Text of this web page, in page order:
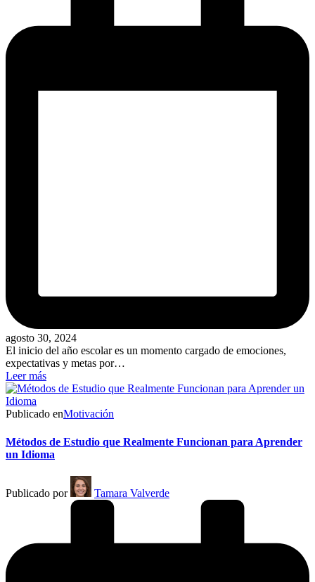
agosto 30, 2024
El inicio del año escolar es un momento cargado de emociones,
expectativas y metas por…
Leer más
Publicado enMotivación
Métodos de Estudio que Realmente Funcionan para Aprender
un Idioma
Publicado por Tamara Valverde